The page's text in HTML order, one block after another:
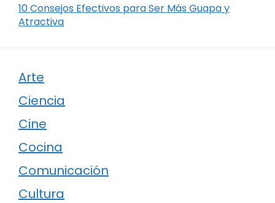
10 Consejos Efectivos para Ser Más Guapa y
Atractiva
Arte
Ciencia
Cine
Cocina
Comunicación
Cultura